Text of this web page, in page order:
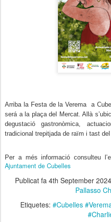
Arriba la Festa de la Verema a
será a la plaça del Mercat. Allà
degustació gastronòmica,
tradicional trepitjada de raïm i tast
Per a més informació consulteu
Ajuntament de Cubelles
Publicat fa 4th September 2024
Pallasso
Etiquetes: #Cubelles